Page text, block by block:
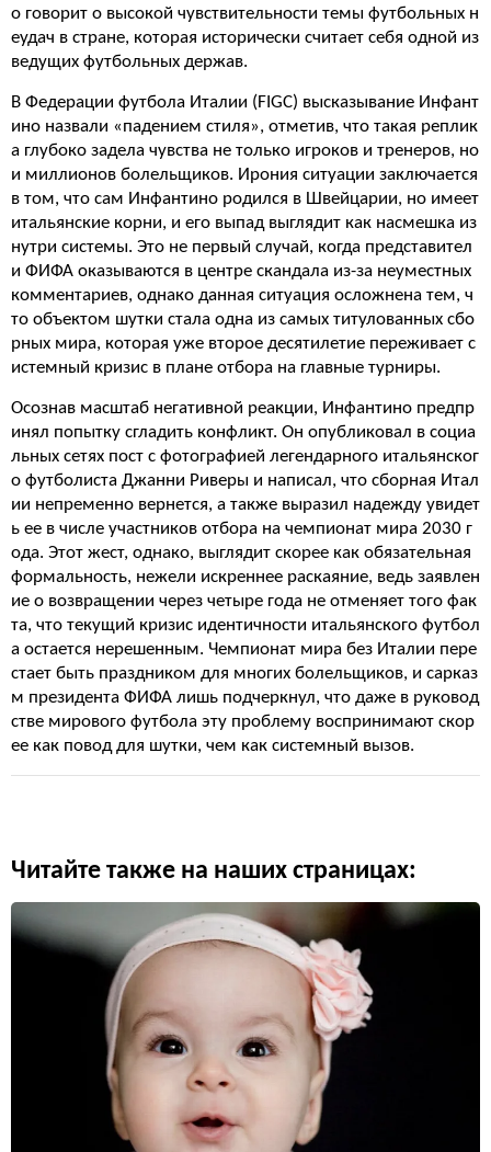
о говорит о высокой чувствительности темы футбольных н
еудач в стране, которая исторически считает себя одной из
ведущих футбольных держав.
В Федерации футбола Италии (FIGC) высказывание Инфант
ино назвали «падением стиля», отметив, что такая реплик
а глубоко задела чувства не только игроков и тренеров, но
и миллионов болельщиков. Ирония ситуации заключается
в том, что сам Инфантино родился в Швейцарии, но имеет
итальянские корни, и его выпад выглядит как насмешка из
нутри системы. Это не первый случай, когда представител
и ФИФА оказываются в центре скандала из-за неуместных
комментариев, однако данная ситуация осложнена тем, ч
то объектом шутки стала одна из самых титулованных сбо
рных мира, которая уже второе десятилетие переживает с
истемный кризис в плане отбора на главные турниры.
Осознав масштаб негативной реакции, Инфантино предпр
инял попытку сгладить конфликт. Он опубликовал в социа
льных сетях пост с фотографией легендарного итальянског
о футболиста Джанни Риверы и написал, что сборная Итал
ии непременно вернется, а также выразил надежду увидет
ь ее в числе участников отбора на чемпионат мира 2030 г
ода. Этот жест, однако, выглядит скорее как обязательная
формальность, нежели искреннее раскаяние, ведь заявлен
ие о возвращении через четыре года не отменяет того фак
та, что текущий кризис идентичности итальянского футбол
а остается нерешенным. Чемпионат мира без Италии пере
стает быть праздником для многих болельщиков, и сарказ
м президента ФИФА лишь подчеркнул, что даже в руковод
стве мирового футбола эту проблему воспринимают скор
ее как повод для шутки, чем как системный вызов.
Читайте также на наших страницах: